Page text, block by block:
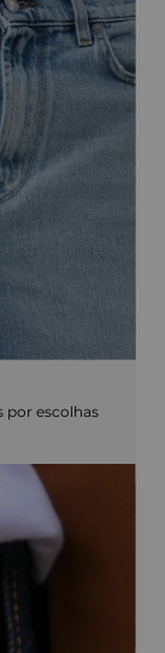
por escolhas